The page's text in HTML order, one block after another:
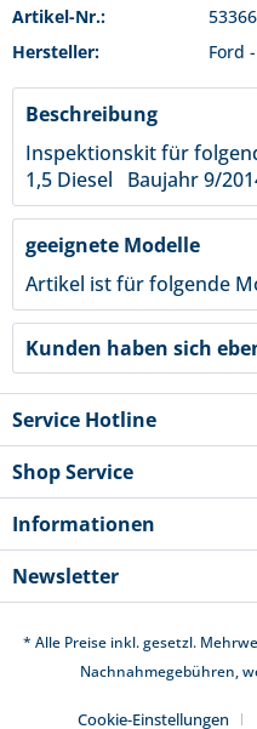
Artikel-Nr.:
Hersteller:
Ford
Beschreibung
Inspektionskit für
1,5 Diesel Baujahr 9/
geeignete Modelle
Artikel ist für folgende
Kunden haben sich
Service Hotline
Shop Service
Informationen
Newsletter
* Alle Preise inkl. gesetzl.
Nachnahmegebühren,
Cookie-Einstellungen